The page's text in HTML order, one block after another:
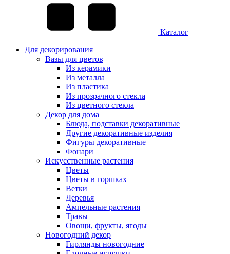
Каталог
Для декорирования
Вазы для цветов
Из керамики
Из металла
Из пластика
Из прозрачного стекла
Из цветного стекла
Декор для дома
Блюда, подставки декоративные
Другие декоративные изделия
Фигуры декоративные
Фонари
Искусственные растения
Цветы
Цветы в горшках
Ветки
Деревья
Ампельные растения
Травы
Овощи, фрукты, ягоды
Новогодний декор
Гирлянды новогодние